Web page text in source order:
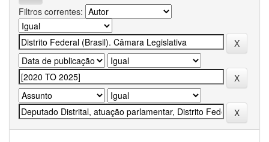
Filtros correntes: